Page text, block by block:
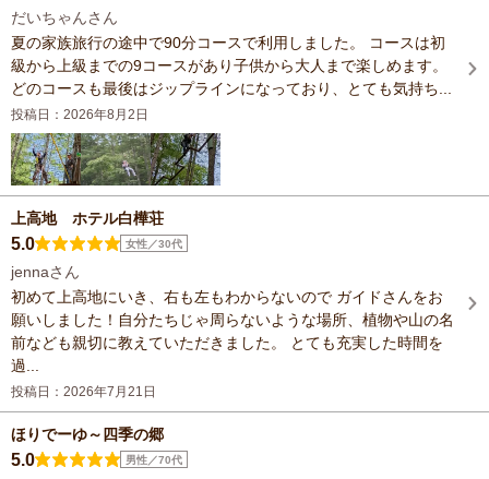
だいちゃんさん
夏の家族旅行の途中で90分コースで利用しました。 コースは初
級から上級までの9コースがあり子供から大人まで楽しめます。
どのコースも最後はジップラインになっており、とても気持ち...
投稿日：2026年8月2日
上高地 ホテル白樺荘
5.0 女性／30代
jennaさん
初めて上高地にいき、右も左もわからないので ガイドさんをお
願いしました！自分たちじゃ周らないような場所、植物や山の名
前なども親切に教えていただきました。 とても充実した時間を
過...
投稿日：2026年7月21日
ほりでーゆ～四季の郷
5.0 男性／70代